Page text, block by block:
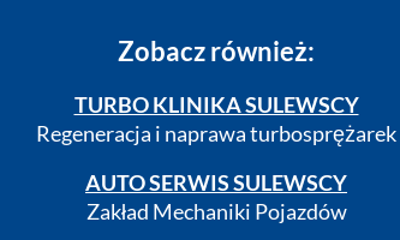
Zobacz również:
TURBO KLINIKA SULEWSCY
Regeneracja i naprawa turbosprężarek
AUTO SERWIS SULEWSCY
Zakład Mechaniki Pojazdów